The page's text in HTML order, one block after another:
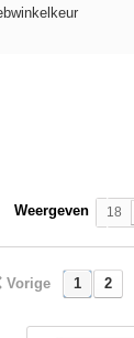
Weergeven 18
Vorige 1 2